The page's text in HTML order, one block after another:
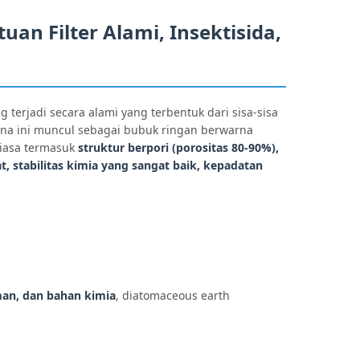
Filter Alami, Insektisida,
terjadi secara alami yang terbentuk dari sisa-sisa
ini muncul sebagai bubuk ringan berwarna
termasuk struktur berpori (porositas 80-90%),
stabilitas kimia yang sangat baik, kepadatan
dan bahan kimia, diatomaceous earth